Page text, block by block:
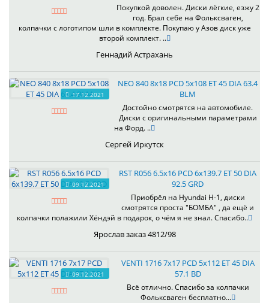
Покупкой доволен. Диски лёгкие, езжу 2
год. Брал себе на Фольксваген,
колпачки с логотипом шли в комплекте. Покупаю у Азов диск уже
второй комплект. ..
Геннадий Астрахань
17.12.2021
NEO 840 8x18 PCD 5x108 ET 45 DIA 63.4
BLM
Достойно смотрятся на автомобиле.
Диски с оригинальными параметрами
на Форд. ..
Сергей Иркутск
09.12.2021
RST R056 6.5x16 PCD 6x139.7 ET 50 DIA
92.5 GRD
Приобрёл на Hyundai H-1, диски
смотрятся проста "БОМБА" , да ещё и
колпачки полажили Хёндэй в подарок, о чём я не знал. Спасибо..
Ярослав заказ 4812/98
09.12.2021
VENTI 1716 7x17 PCD 5x112 ET 45 DIA
57.1 BD
Всё отлично. Спасибо за колпачки
Фольксваген бесплатно...